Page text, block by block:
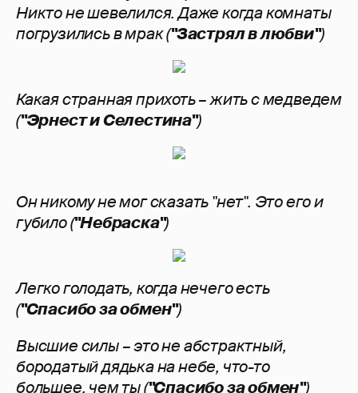
Никто не шевелился. Даже когда комнаты
погрузились в мрак ("Застрял в любви")
Какая странная прихоть – жить с медведем
("Эрнест и Селестина")
Он никому не мог сказать "нет". Это его и
губило ("Небраска")
Легко голодать, когда нечего есть
("Спасибо за обмен")
Высшие силы – это не абстрактный,
бородатый дядька на небе, что-то
большее, чем ты ("Спасибо за обмен")